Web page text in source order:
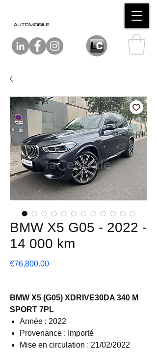
BMW X5 G05 - 2022 -
14 000 km
€76,800.00Price
BMW X5 (G05) XDRIVE30DA 340 M
SPORT 7PL
Année : 2022
Provenance : Importé
Mise en circulation : 21/02/2022